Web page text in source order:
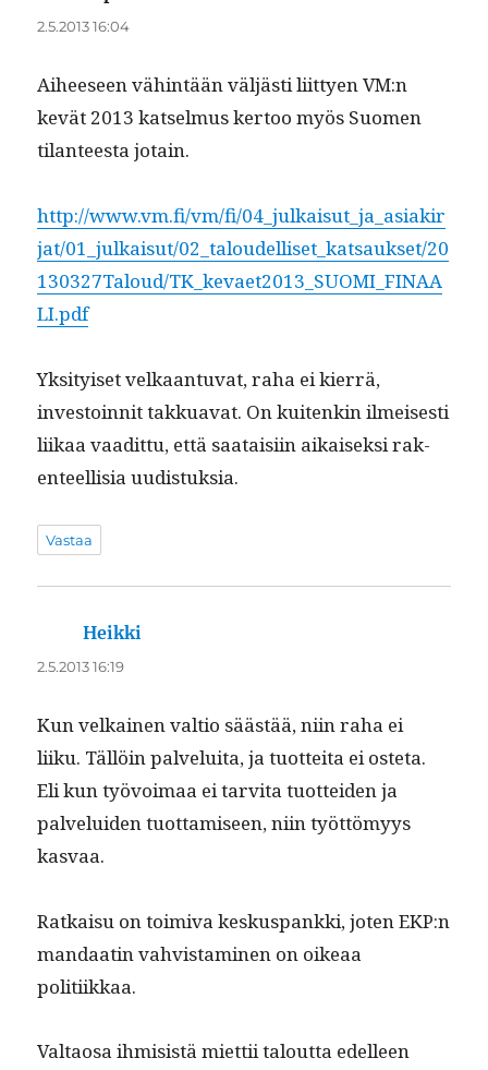
2.5.2013 16:04
Aiheeseen vähin­tään väljästi liit­tyen VM:n
kevät 2013 kat­sel­mus ker­too myös Suomen
tilanteesta jotain.
http://www.vm.fi/vm/fi/04_julkaisut_ja_asiakir
jat/01_julkaisut/02_taloudelliset_katsaukset/20
130327Taloud/TK_kevaet2013_SUOMI_FINAA
LI.pdf
Yksi­tyiset velka­an­tu­vat, raha ei kier­rä,
investoin­nit takkua­vat. On kuitenkin ilmeis­es­ti
liikaa vaa­dit­tu, että saataisi­in aikaisek­si rak­
en­teel­lisia uudistuksia.
Vastaa
Heikki
2.5.2013 16:19
Kun velkainen val­tio säästää, niin raha ei
liiku. Täl­löin palvelui­ta, ja tuot­tei­ta ei oste­ta.
Eli kun työvoimaa ei tarvi­ta tuot­tei­den ja
palvelu­iden tuot­tamiseen, niin työt­tömyys
kasvaa.
Ratkaisu on toimi­va keskus­pank­ki, joten EKP:n
man­daatin vahvis­t­a­mi­nen on oikeaa
politiikkaa.
Val­taosa ihmi­sistä miet­tii talout­ta edelleen